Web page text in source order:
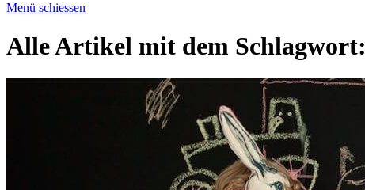
Menü schiessen
Alle Artikel mit dem Schlagwort: